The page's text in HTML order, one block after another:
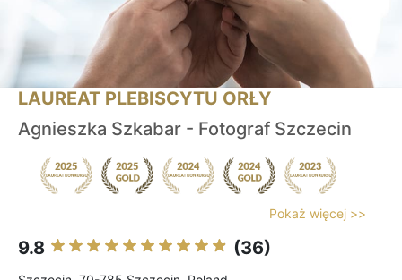
LAUREAT PLEBISCYTU ORŁY
Agnieszka Szkabar - Fotograf Szczecin
Pokaż więcej >>
9.8 (36)